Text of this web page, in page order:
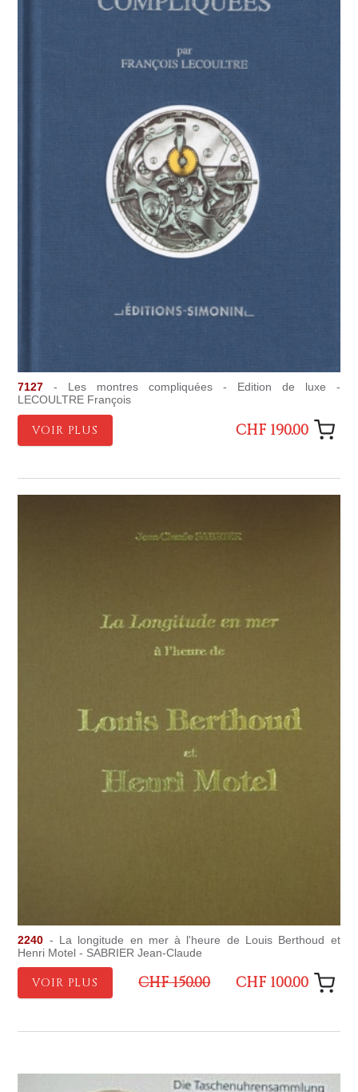
7127 - Les montres compliquées - Edition de luxe -
LECOULTRE François
VOIR PLUS CHF 190.00
2240 - La longitude en mer à l'heure de Louis Berthoud et
Henri Motel - SABRIER Jean-Claude
VOIR PLUS CHF 150.00 CHF 100.00